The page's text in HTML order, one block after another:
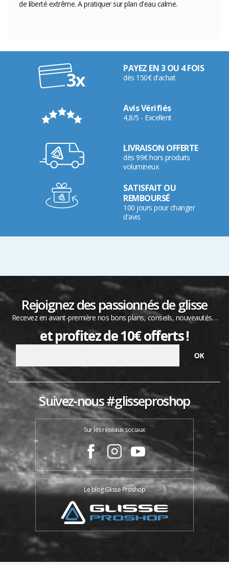
de liberté extrême. A pratiquer sur plan d'eau calme.
PAYEZ EN 3 OU 4 FOIS
dès 150€ d'achat
Avis Vérifiés
4,8/5 - Excellent
LIVRAISON OFFERTE
dès 99€ hors produits
volumineux
SATISFAIT OU
REMBOURSÉ
100 jours pour changer
d'avis
Rejoignez des passionnés de glisse
Recevez en avant-première nos bons plans, conseils, nouveautés…
et profitez de 10€ offerts !
Suivez-nous #glisseproshop
Sur les réseaux sociaux
Le blog Glisse Proshop